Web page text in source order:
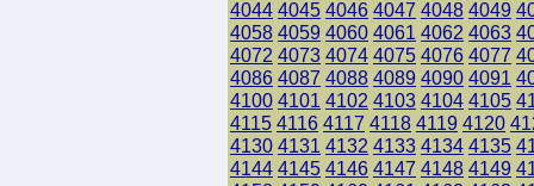
4044 4045 4046 4047 4048 4049
4058 4059 4060 4061 4062 4063
4072 4073 4074 4075 4076 4077
4086 4087 4088 4089 4090 4091
4100 4101 4102 4103 4104 4105
4115 4116 4117 4118 4119 4120
4130 4131 4132 4133 4134 4135
4144 4145 4146 4147 4148 4149